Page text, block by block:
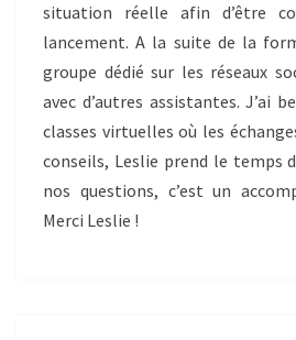
situation réelle afin d’être
lancement. A la suite de la
groupe dédié sur les réseaux
avec d’autres assistantes. J’ai
classes virtuelles où les
conseils, Leslie prend le temps
nos questions, c’est un
Merci Leslie !